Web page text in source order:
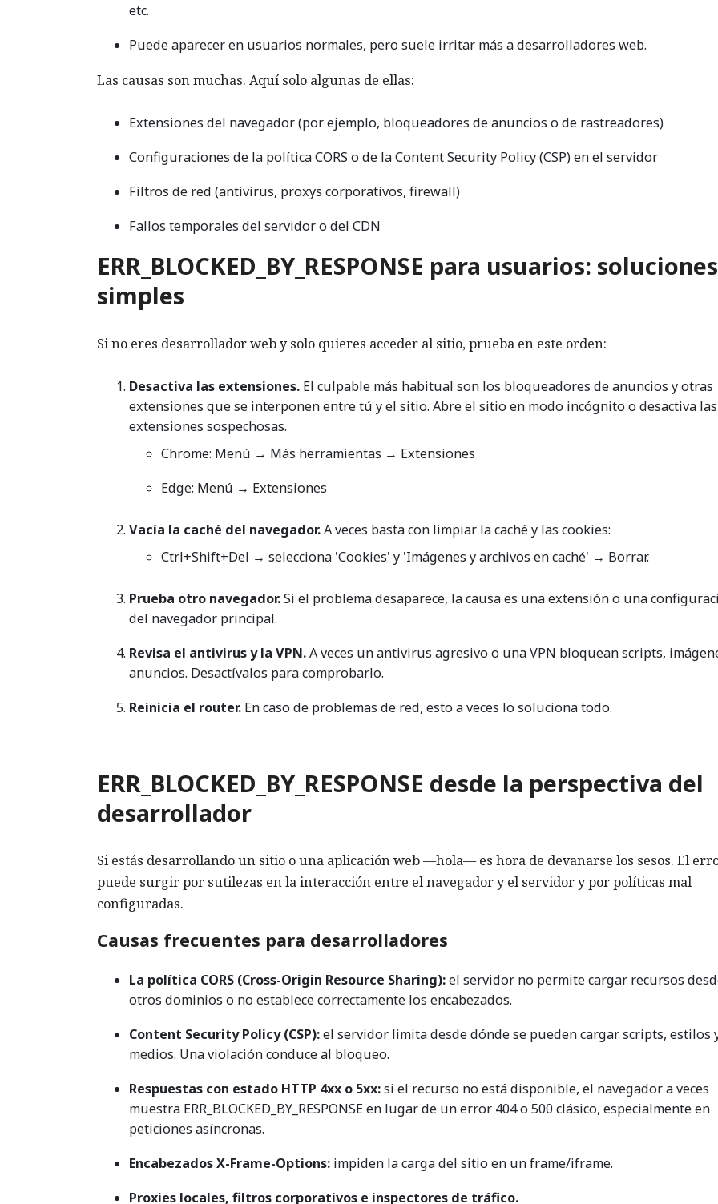
etc.
Puede aparecer en usuarios normales, pero suele irritar más a desarrolladores web.
Las causas son muchas. Aquí solo algunas de ellas:
Extensiones del navegador (por ejemplo, bloqueadores de anuncios o de rastreadores)
Configuraciones de la política CORS o de la Content Security Policy (CSP) en el servidor
Filtros de red (antivirus, proxys corporativos, firewall)
Fallos temporales del servidor o del CDN
ERR_BLOCKED_BY_RESPONSE para usuarios: soluciones
simples
Si no eres desarrollador web y solo quieres acceder al sitio, prueba en este orden:
Desactiva las extensiones. El culpable más habitual son los bloqueadores de anuncios y otras
extensiones que se interponen entre tú y el sitio. Abre el sitio en modo incógnito o desactiva las
extensiones sospechosas.
Chrome: Menú → Más herramientas → Extensiones
Edge: Menú → Extensiones
Vacía la caché del navegador.A veces basta con limpiar la caché y las cookies:
Ctrl+Shift+Del → selecciona 'Cookies' y 'Imágenes y archivos en caché' → Borrar.
Prueba otro navegador.Si el problema desaparece, la causa es una extensión o una
del navegador principal.
Revisa el antivirus y la VPN.A veces un antivirus agresivo o una VPN bloquean scripts,
anuncios. Desactívalos para comprobarlo.
Reinicia el router. En caso de problemas de red, esto a veces lo soluciona todo.
ERR_BLOCKED_BY_RESPONSE desde la perspectiva del
desarrollador
Si estás desarrollando un sitio o una aplicación web —hola— es hora de devanarse los sesos. El
puede surgir por sutilezas en la interacción entre el navegador y el servidor y por políticas mal
configuradas.
Causas frecuentes para desarrolladores
La política CORS (Cross-Origin Resource Sharing):el servidor no permite cargar recursos
otros dominios o no establece correctamente los encabezados.
Content Security Policy (CSP):el servidor limita desde dónde se pueden cargar scripts, estilos
medios. Una violación conduce al bloqueo.
Respuestas con estado HTTP 4xx o 5xx:si el recurso no está disponible, el navegador a veces
muestra ERR_BLOCKED_BY_RESPONSE en lugar de un error 404 o 500 clásico, especialmente en
peticiones asíncronas.
Encabezados X-Frame-Options: impiden la carga del sitio en un frame/iframe.
Proxies locales, filtros corporativos e inspectores de tráfico.